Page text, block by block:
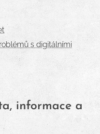
s digitálními
informace a